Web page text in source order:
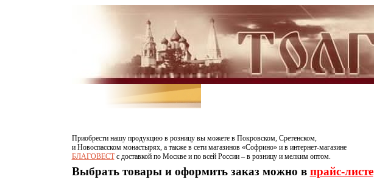
Приобрести нашу продукцию в розницу вы можете в Покровском, Сретенском,
и Новоспасском монастырях, а также в сети магазинов «Софрино» и в интернет-магазине
БЛАГОВЕСТc доставкой по Москве и по всей России – в розницу и мелким оптом.
Выбрать товары и оформить заказ можно в прайс-листе